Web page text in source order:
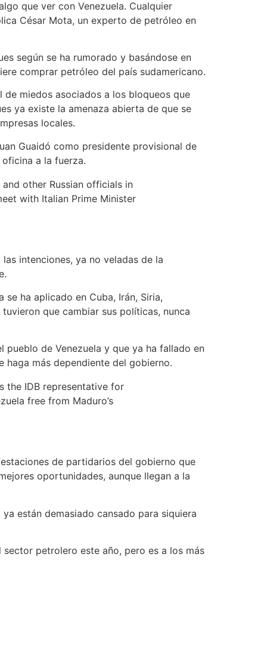
que ver con Venezuela. Cualquier
César Mota, un experto de petróleo en
según se ha rumorado y basándose en
comprar petróleo del país sudamericano.
miedos asociados a los bloqueos que
ya existe la amenaza abierta de que se
locales.
Guaidó como presidente provisional de
a la fuerza.
other Russian officials in
with Italian Prime Minister
intenciones, ya no veladas de la
ha aplicado en Cuba, Irán, Siria,
que cambiar sus políticas, nunca
de Venezuela y que ya ha fallado en
haga más dependiente del gobierno.
the IDB representative for
free from Maduro’s
de partidarios del gobierno que
oportunidades, aunque llegan a la
están demasiado cansado para siquiera
petrolero este año, pero es a los más